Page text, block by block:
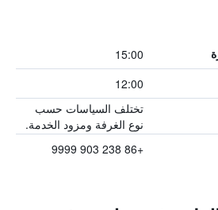
15:00
12:00
تختلف السياسات حسب
نوع الغرفة ومزود الخدمة.
+86 238 903 9999